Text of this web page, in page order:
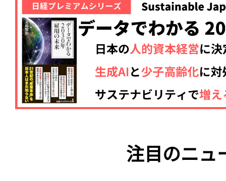
注目のニュ